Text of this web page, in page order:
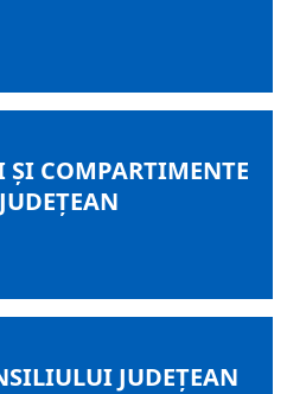
ŞI COMPARTIMENTE
JUDEŢEAN